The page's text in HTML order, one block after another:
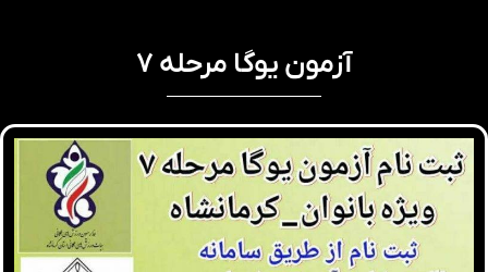
آزمون یوگا مرحله ۷